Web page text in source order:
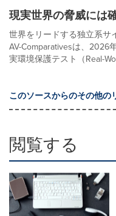
現実世界の脅威には
世界をリードする独立系サ
AV-Comparativesは、2026
実環境保護テスト（Real-
このソースからのその他の
閲覧する